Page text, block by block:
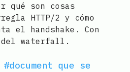
qué son cosas
HTTP/2 y cómo
el handshake. Con
del waterfall.
que se